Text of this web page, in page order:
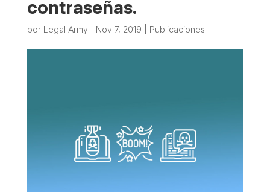
contraseñas.
por Legal Army Nov 7, 2019 Publicaciones